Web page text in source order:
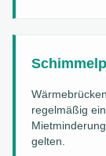
regelmäßig
gelten.